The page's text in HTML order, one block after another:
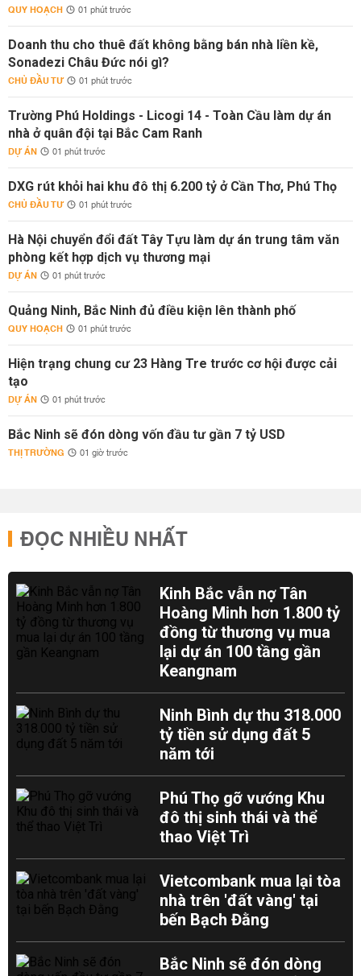
QUY HOẠCH 01 phút trước
Doanh thu cho thuê đất không bằng bán nhà liền kề,
Sonadezi Châu Đức nói gì?
CHỦ ĐẦU TƯ 01 phút trước
Trường Phú Holdings - Licogi 14 - Toàn Cầu làm dự án
nhà ở quân đội tại Bắc Cam Ranh
DỰ ÁN 01 phút trước
DXG rút khỏi hai khu đô thị 6.200 tỷ ở Cần Thơ, Phú Thọ
CHỦ ĐẦU TƯ 01 phút trước
Hà Nội chuyển đổi đất Tây Tựu làm dự án trung tâm văn
phòng kết hợp dịch vụ thương mại
DỰ ÁN 01 phút trước
Quảng Ninh, Bắc Ninh đủ điều kiện lên thành phố
QUY HOẠCH 01 phút trước
Hiện trạng chung cư 23 Hàng Tre trước cơ hội được cải
tạo
DỰ ÁN 01 phút trước
Bắc Ninh sẽ đón dòng vốn đầu tư gần 7 tỷ USD
THỊ TRƯỜNG 01 giờ trước
ĐỌC NHIỀU NHẤT
Kinh Bắc vẫn nợ Tân
Hoàng Minh hơn 1.800 tỷ
đồng từ thương vụ mua
lại dự án 100 tầng gần
Keangnam
Ninh Bình dự thu 318.000
tỷ tiền sử dụng đất 5
năm tới
Phú Thọ gỡ vướng Khu
đô thị sinh thái và thể
thao Việt Trì
Vietcombank mua lại tòa
nhà trên 'đất vàng' tại
bến Bạch Đằng
Bắc Ninh sẽ đón dòng